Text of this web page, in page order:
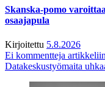
Skanska-pomo
osaajapula
Kirjoitettu 5.8.2026
Ei kommentteja
Datakeskustyömaita